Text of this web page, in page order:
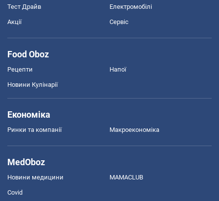
Тест Драйв Електромобілі
Акції Сервіс
Food Oboz
Рецепти Напої
Новини Кулінарії
Економіка
Ринки та компанії Макроекономіка
MedOboz
Новини медицини MAMACLUB
Covid